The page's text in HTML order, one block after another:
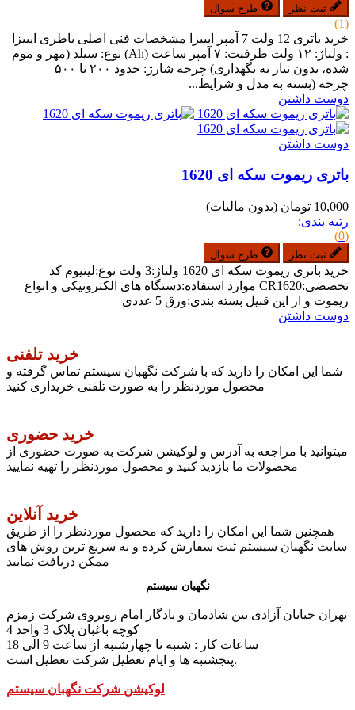
ثبت نظر طرح سوال
(1)
خرید باتری 12 ولت 7 آمپر ایبیزا مشخصات فنی اصلی باطری ایبیزا
: ولتاژ: ۱۲ ولت ظرفیت: ۷ آمپر ساعت (Ah) نوع: سیلد (مهر و موم
شده، بدون نیاز به نگهداری) چرخه شارژ: حدود ۲۰۰ تا ۵۰۰
چرخه (بسته به مدل و شرایط...
دوست داشتن
دوست داشتن
باتری ریموت سکه ای 1620
10,000 تومان
(بدون مالیات)
رتبه بندی:
(0)
ثبت نظر طرح سوال
خرید باتری ریموت سکه ای 1620 ولتاژ:3 ولت نوع:لیتیوم کد
تخصصی:CR1620 موارد استفاده:دستگاه های الکترونیکی و انواع
ریموت و از این قبیل بسته بندی:ورق 5 عددی
دوست داشتن
خرید تلفنی
شما این امکان را دارید که با شرکت نگهبان سیستم تماس گرفته و
محصول موردنظر را به صورت تلفنی خریداری کنید
خرید حضوری
میتوانید با مراجعه به آدرس و لوکیشن شرکت به صورت حضوری از
محصولات ما بازدید کنید و محصول موردنظر را تهیه نمایید
خرید آنلاین
همچنین شما این امکان را دارید که محصول موردنظر را از طریق
سایت نگهبان سیستم ثبت سفارش کرده و به سریع ترین روش های
ممکن دریافت نمایید
نگهبان سیستم
تهران خیابان آزادی بین شادمان و یادگار امام روبروی شرکت زمزم
کوچه باغبان پلاک 3 واحد 4
پنجشنبه ها و ایام تعطیل شرکت تعطیل است.
لوکیشن شرکت نگهبان سیستم